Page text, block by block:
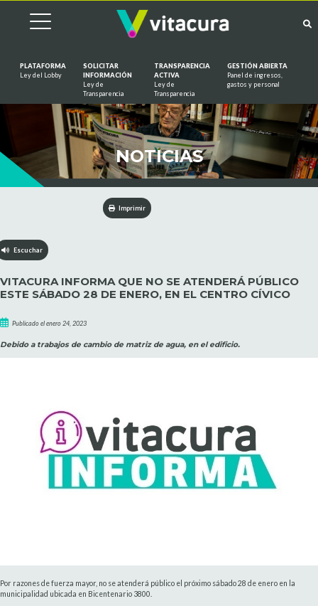
PLATAFORMA
Ley del Lobby
SOLICITAR
INFORMACIÓN
Ley de
Transparencia
TRANSPARENCIA
ACTIVA
Ley de
Transparencia
GESTIÓN ABIERTA
Panel de ingresos,
gastos y personal
NOTICIAS
Imprimir
Escuchar
VITACURA INFORMA QUE NO SE ATENDERÁ PÚBLICO
ESTE SÁBADO 28 DE ENERO, EN EL CENTRO CÍVICO
Publicado el enero 24, 2023
Debido a trabajos de cambio de matriz de agua, en el edificio.
Por razones de fuerza mayor, no se atenderá público el próximo sábado 28 de enero en la
municipalidad ubicada en Bicentenario 3800.